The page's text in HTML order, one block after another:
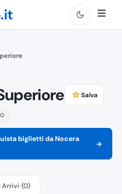
☆Salva
biglietti da Nocera
→
Arrivi (0)